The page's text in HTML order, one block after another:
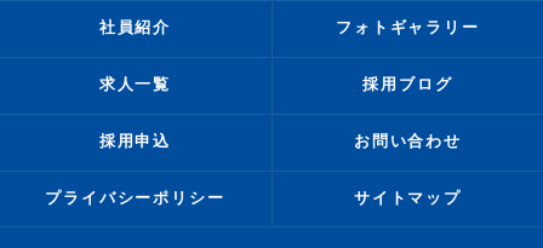
社員紹介 フォトギャラリー
求人一覧 採用ブログ
採用申込 お問い合わせ
プライバシーポリシー サイトマップ